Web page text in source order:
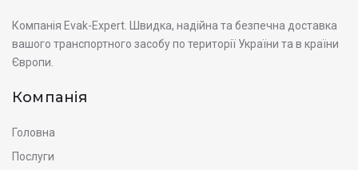
Компанія Evak-Expert. Швидка, надійна та безпечна доставка
вашого транспортного засобу по території України та в країни
Європи.
Компанія
Головна
Послуги